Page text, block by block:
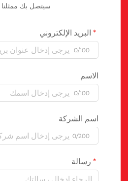
سيتصل بك ممثلنا
البريد الإلكتروني
0/100
الاسم
0/100
اسم الشركة
0/200
رسالة